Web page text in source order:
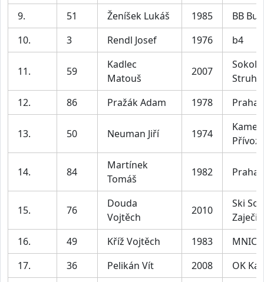
9.
51 Ženíšek Lukáš 1985
BB
10.
3 Rendl Josef 1976 b4
11. 59
Kadlec
Matouš
2007
Sokol
12.
86 Pražák Adam 1978 Praha
13. 50 Neuman Jiří 1974
Přívoz
14. 84
Martínek
Tomáš
1982 Praha
15. 76
Douda
Vojtěch
2010
Ski
16.
49 Kříž Vojtěch 1983
17.
36 Pelikán Vít 2008 OK